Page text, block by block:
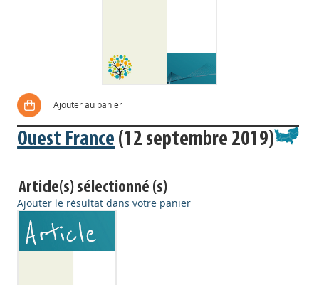
Ajouter au panier
Ouest France (12 septembre 2019)
Article(s) sélectionné (s)
Ajouter le résultat dans votre panier